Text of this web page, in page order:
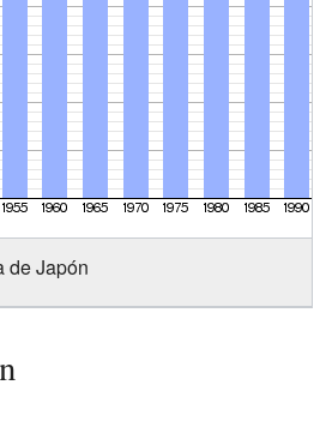
de Japón